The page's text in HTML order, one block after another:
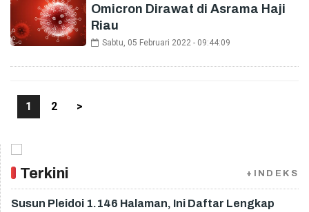
Omicron Dirawat di Asrama Haji
Riau
Sabtu, 05 Februari 2022 - 09:44:09
1 2 >
Terkini +INDEKS
Susun Pleidoi 1.146 Halaman, Ini Daftar Lengkap